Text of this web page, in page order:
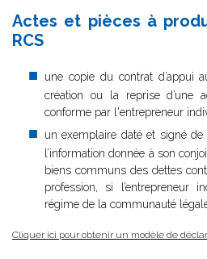
Actes et pièces à
RCS
une copie du contrat d’appui
création ou la reprise d’une
conforme par l'entrepreneur
un exemplaire daté et signé de
l’information donnée à son
biens communs des dettes
profession, si l’entrepreneur
régime de la communauté
Cliquer ici pour obtenir un modèle de